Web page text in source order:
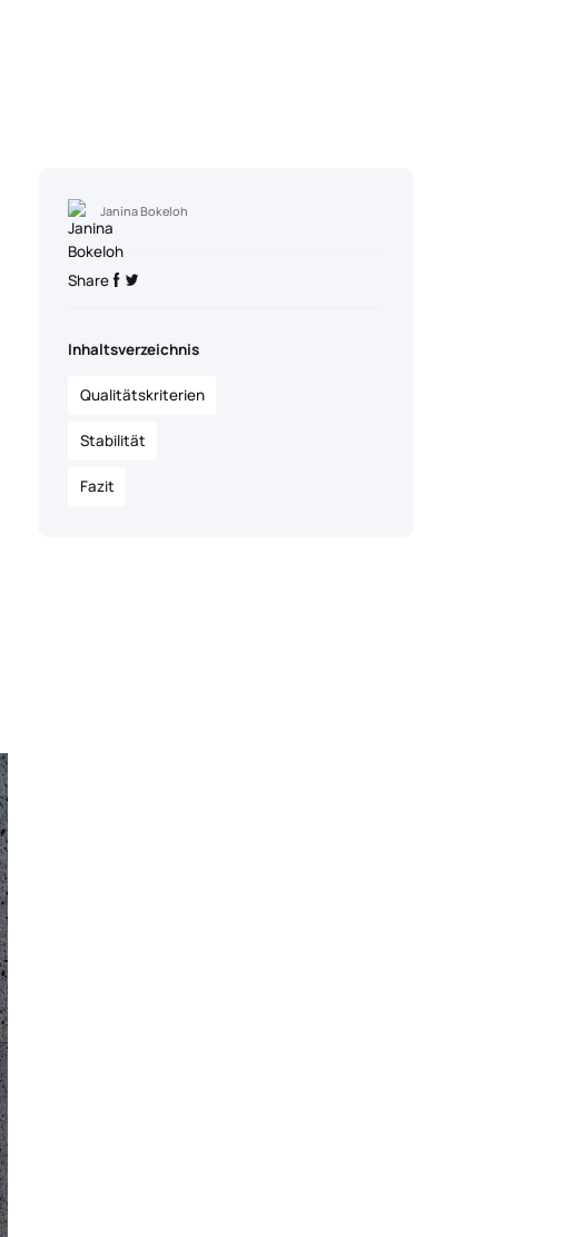
Janina Bokeloh
Share
Inhaltsverzeichnis
Qualitätskriterien
Stabilität
Fazit